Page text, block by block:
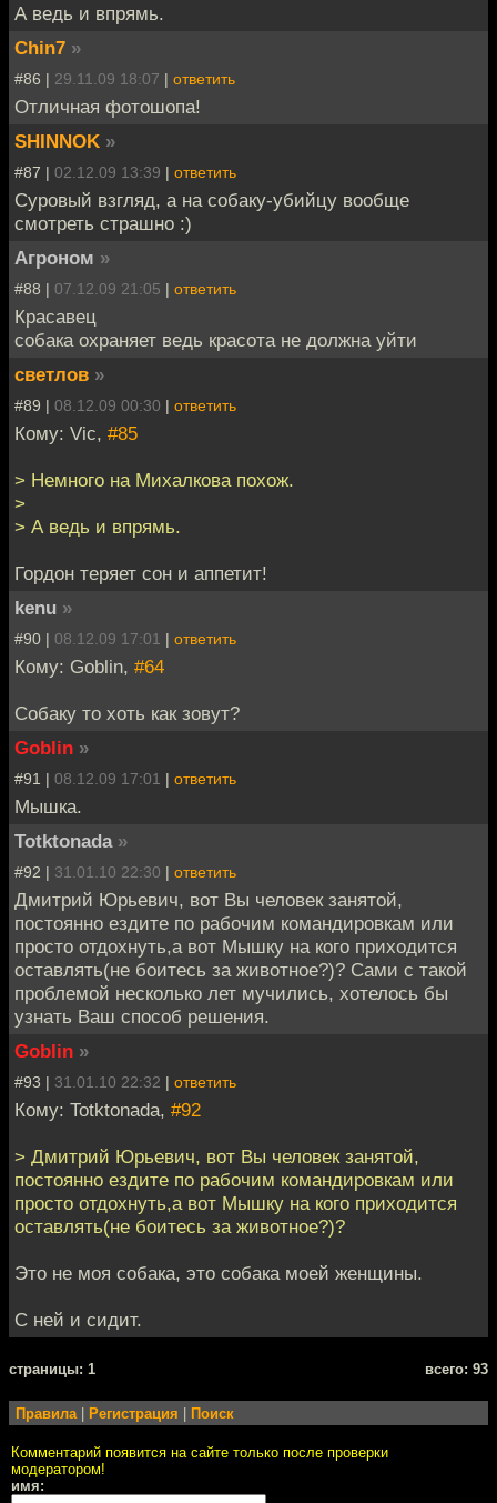
А ведь и впрямь.
Chin7 »
#86 | 29.11.09 18:07 | ответить
Отличная фотошопа!
SHINNOK »
#87 | 02.12.09 13:39 | ответить
Суровый взгляд, а на собаку-убийцу вообще
смотреть страшно :)
Агроном »
#88 | 07.12.09 21:05 | ответить
Красавец
собака охраняет ведь красота не должна уйти
светлов »
#89 | 08.12.09 00:30 | ответить
Кому: Vic, #85
> Немного на Михалкова похож.
>
> А ведь и впрямь.
Гордон теряет сон и аппетит!
kenu »
#90 | 08.12.09 17:01 | ответить
Кому: Goblin, #64
Собаку то хоть как зовут?
Goblin »
#91 | 08.12.09 17:01 | ответить
Мышка.
Totktonada »
#92 | 31.01.10 22:30 | ответить
Дмитрий Юрьевич, вот Вы человек занятой,
постоянно ездите по рабочим командировкам или
просто отдохнуть,а вот Мышку на кого приходится
оставлять(не боитесь за животное?)? Сами с такой
проблемой несколько лет мучились, хотелось бы
узнать Ваш способ решения.
Goblin »
#93 | 31.01.10 22:32 | ответить
Кому: Totktonada, #92
> Дмитрий Юрьевич, вот Вы человек занятой,
постоянно ездите по рабочим командировкам или
просто отдохнуть,а вот Мышку на кого приходится
оставлять(не боитесь за животное?)?
Это не моя собака, это собака моей женщины.
С ней и сидит.
cтраницы: 1 всего: 93
Правила| Регистрация Поиск
Комментарий появится на сайте только после проверки
модератором!
имя: